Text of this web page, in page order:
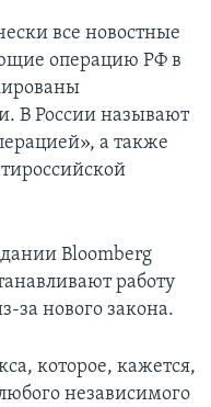
все новостные
операцию РФ в
В России называют
а также
Bloomberg
работу
за нового закона.
которое, кажется,
независимого